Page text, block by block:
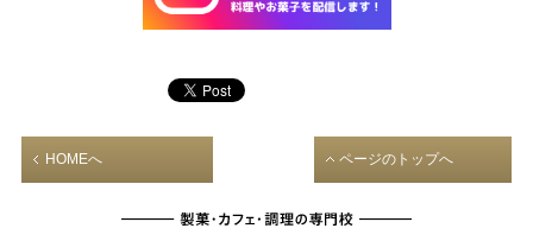
HOMEへ ページのトップへ